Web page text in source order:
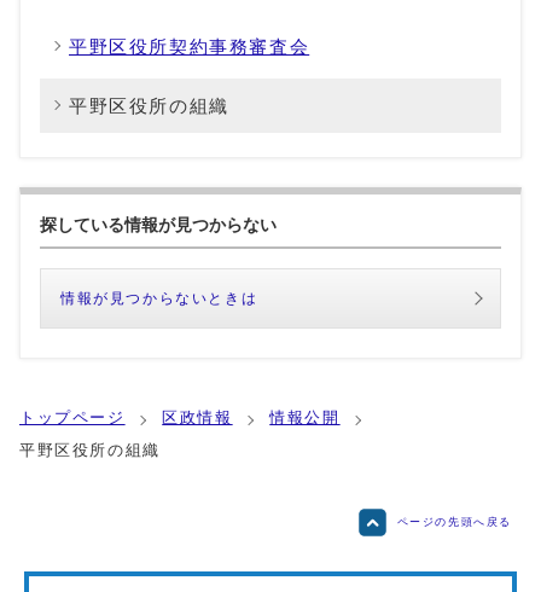
平野区役所契約事務審査会
平野区役所の組織
探している情報が見つからない
情報が見つからないときは
トップページ 区政情報
情報公開
平野区役所の組織
ページの先頭へ戻る